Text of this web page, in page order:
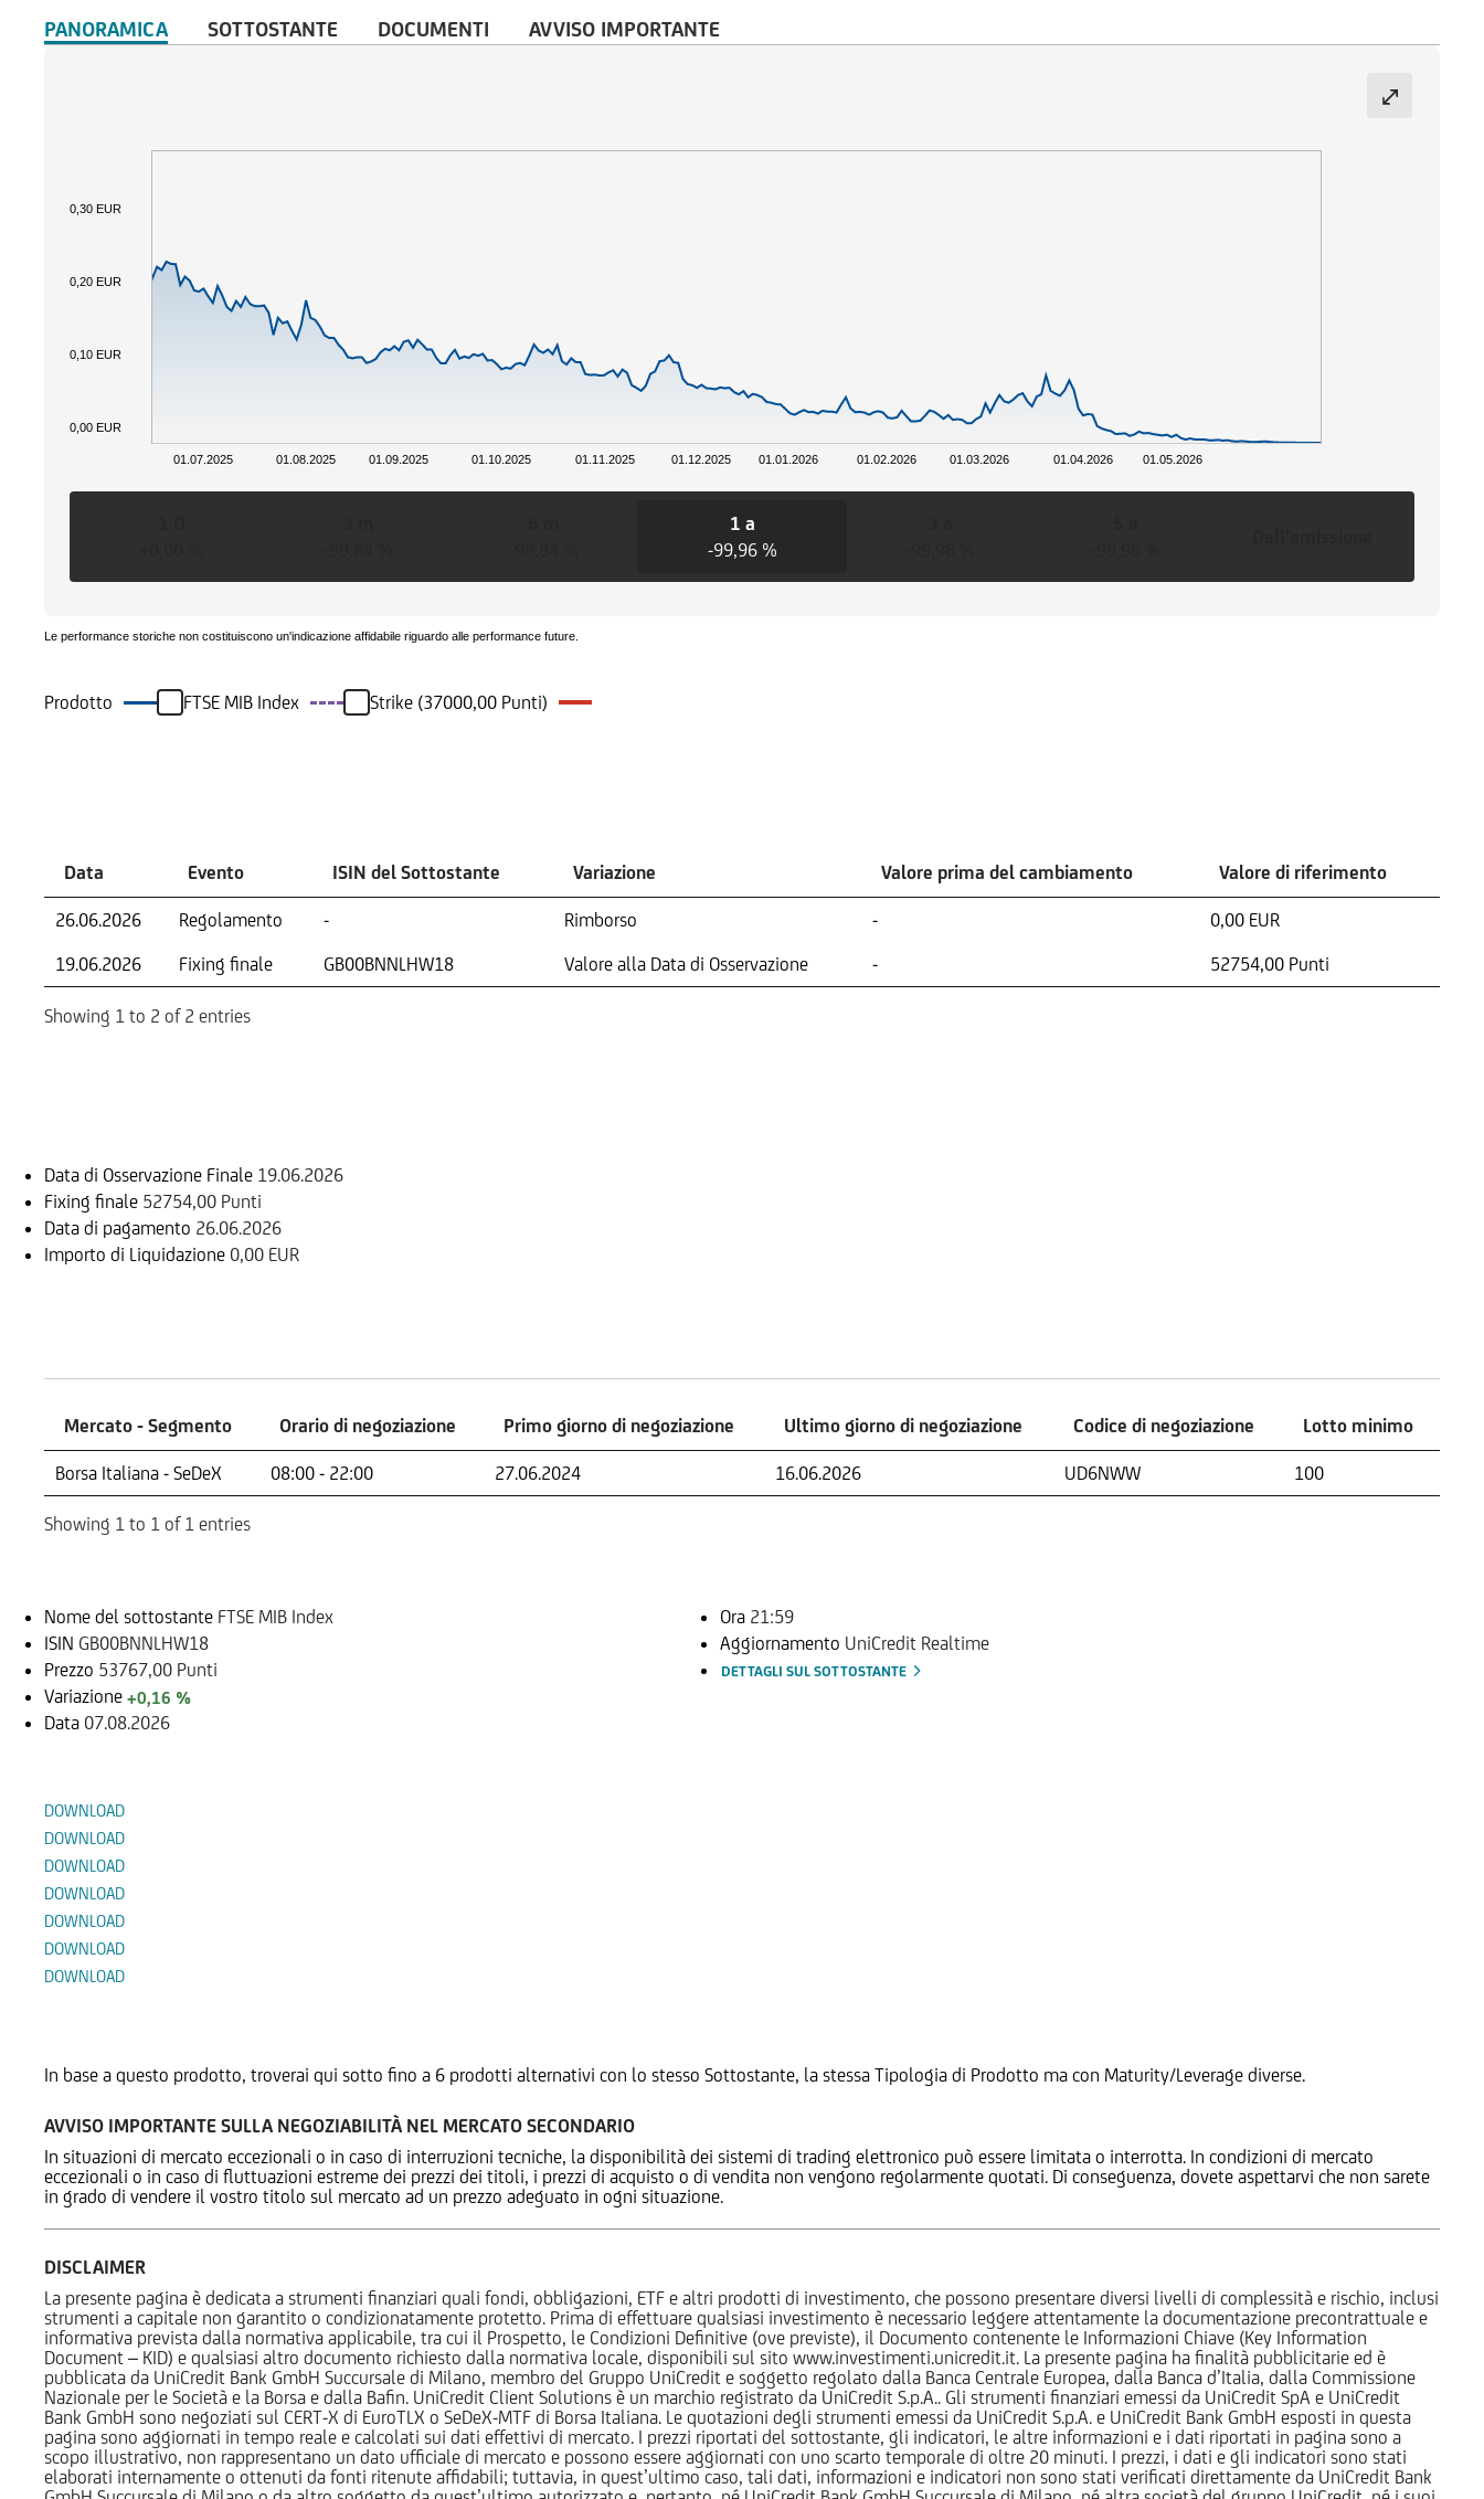
PANORAMICA SOTTOSTANTE DOCUMENTI AVVISO IMPORTANTE
01.07.2025 01.09.2025 01.11.2025 01.01.2026 01.03.2026 01.05.2026
01.08.2025 01.10.2025 01.12.2025 01.02.2026 01.04.2026
0,00 EUR
0,10 EUR
0,20 EUR
0,30 EUR
1 a
-99,96 %
Le performance storiche non costituiscono un'indicazione affidabile riguardo alle performance future.
Prodotto FTSE MIB Index Strike (37000,00 Punti)
Data Evento ISIN del Sottostante Variazione Valore prima del cambiamento Valore di riferimento
26.06.2026 Regolamento - Rimborso -
0,00 EUR
19.06.2026
Fixing finale GB00BNNLHW18 Valore alla Data di Osservazione - 52754,00 Punti
Showing 1 to 2 of 2 entries
Data di Osservazione Finale 19.06.2026
Fixing finale 52754,00 Punti
Data di pagamento 26.06.2026
Importo di Liquidazione 0,00 EUR
Mercato - Segmento Orario di negoziazione Primo giorno di negoziazione Ultimo giorno di negoziazione Codice di negoziazione
Lotto minimo
Mercato - Segmento
Orario di negoziazione Primo giorno di negoziazione Ultimo giorno di negoziazione Codice di negoziazione Lotto minimo
Borsa Italiana - SeDeX 08:00 - 22:00 27.06.2024 16.06.2026 UD6NWW 100
Showing 1 to 1 of 1 entries
Nome del sottostante FTSE MIB Index
ISIN GB00BNNLHW18
Prezzo 53767,00 Punti
Variazione +0,16 %
Data 07.08.2026
Ora 21:59
Aggiornamento UniCredit Realtime
DETTAGLI SUL SOTTOSTANTE
DOWNLOAD
DOWNLOAD
DOWNLOAD
DOWNLOAD
DOWNLOAD
DOWNLOAD
DOWNLOAD
In base a questo prodotto, troverai qui sotto fino a 6 prodotti alternativi con lo stesso Sottostante, la stessa Tipologia di Prodotto ma con Maturity/Leverage diverse.
AVVISO IMPORTANTE SULLA NEGOZIABILITÀ NEL MERCATO SECONDARIO
In situazioni di mercato eccezionali o in caso di interruzioni tecniche, la disponibilità dei sistemi di trading elettronico può essere limitata o interrotta. In condizioni di mercato
eccezionali o in caso di fluttuazioni estreme dei prezzi dei titoli, i prezzi di acquisto o di vendita non vengono regolarmente quotati. Di conseguenza, dovete aspettarvi che non sarete
in grado di vendere il vostro titolo sul mercato ad un prezzo adeguato in ogni situazione.
DISCLAIMER
La presente pagina è dedicata a strumenti finanziari quali fondi, obbligazioni, ETF e altri prodotti di investimento, che possono presentare diversi livelli di complessità e rischio, inclusi
strumenti a capitale non garantito o condizionatamente protetto. Prima di effettuare qualsiasi investimento è necessario leggere attentamente la documentazione precontrattuale e
informativa prevista dalla normativa applicabile, tra cui il Prospetto, le Condizioni Definitive (ove previste), il Documento contenente le Informazioni Chiave (Key Information
Document – KID) e qualsiasi altro documento richiesto dalla normativa locale, disponibili sul sito www.investimenti.unicredit.it. La presente pagina ha finalità pubblicitarie ed è
pubblicata da UniCredit Bank GmbH Succursale di Milano, membro del Gruppo UniCredit e soggetto regolato dalla Banca Centrale Europea, dalla Banca d’Italia, dalla Commissione
Nazionale per le Società e la Borsa e dalla Bafin. UniCredit Client Solutions è un marchio registrato da UniCredit S.p.A.. Gli strumenti finanziari emessi da UniCredit SpA e UniCredit
Bank GmbH sono negoziati sul CERT-X di EuroTLX o SeDeX-MTF di Borsa Italiana. Le quotazioni degli strumenti emessi da UniCredit S.p.A. e UniCredit Bank GmbH esposti in questa
pagina sono aggiornati in tempo reale e calcolati sui dati effettivi di mercato. I prezzi riportati del sottostante, gli indicatori, le altre informazioni e i dati riportati in pagina sono a
scopo illustrativo, non rappresentano un dato ufficiale di mercato e possono essere aggiornati con uno scarto temporale di oltre 20 minuti. I prezzi, i dati e gli indicatori sono stati
elaborati internamente o ottenuti da fonti ritenute affidabili; tuttavia, in quest’ultimo caso, tali dati, informazioni e indicatori non sono stati verificati direttamente da UniCredit Bank